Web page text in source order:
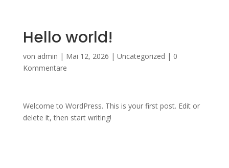
Hello world!
von admin | Mai 12, 2026 | Uncategorized | 0
Kommentare
Welcome to WordPress. This is your first post. Edit or
delete it, then start writing!